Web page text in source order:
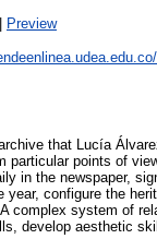
| Preview
that Lucía
particular points of
in the newspaper,
year, configure the
complex system of
develop aesthetic